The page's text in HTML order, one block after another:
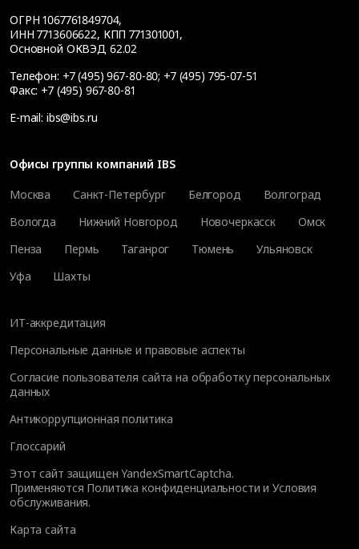
ОГРН 1067761849704,
ИНН 7713606622, КПП 771301001,
Основной ОКВЭД 62.02
Телефон: +7 (495) 967-80-80; +7 (495) 795-07-51
Факс: +7 (495) 967-80-81
E-mail: ibs@ibs.ru
Офисы группы компаний IBS
Москва
Санкт-Петербург Белгород
Волгоград
Вологда
Нижний Новгород Новочеркасск
Омск
Пенза
Пермь Таганрог Тюмень
Ульяновск
Уфа
Шахты
ИТ-аккредитация
Персональные данные и правовые аспекты
Согласие пользователя сайта на обработку персональных
данных
Антикоррупционная политика
Глоссарий
Этот сайт защищен YandexSmartCaptcha.
Применяются Политика конфиденциальности иУсловия
обслуживания.
Карта сайта